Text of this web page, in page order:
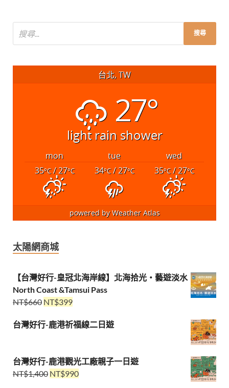
台北, TW
27°
light rain shower
mon tue
wed
35°C/ 27°C 34°C/ 27°C 35°C/ 27°C
powered byWeather Atlas
太陽網商城
【台灣好行-皇冠北海岸線】北海拾光・藝遊淡水
North Coast &Tamsui Pass
NT$660 NT$399
台灣好行-鹿港祈福線二日遊
台灣好行-鹿港觀光工廠親子一日遊
NT$1,400 NT$990